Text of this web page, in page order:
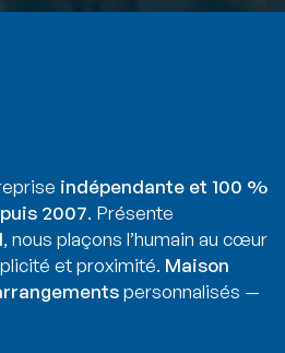
indépendante et 100 %
2007. Présente
, nous plaçons l’humain au cœur
et proximité. Maison
personnalisés —